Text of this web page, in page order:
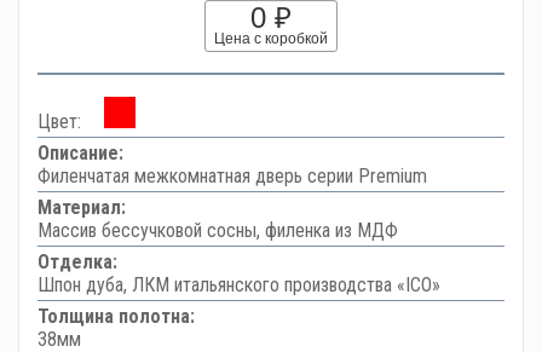
0 ₽
Цена с коробкой
Цвет:
Описание:
Филенчатая межкомнатная дверь серии Premium
Материал:
Массив бессучковой сосны, филенка из МДФ
Отделка:
Шпон дуба, ЛКМ итальянского производства «ICO»
Толщина полотна:
38мм